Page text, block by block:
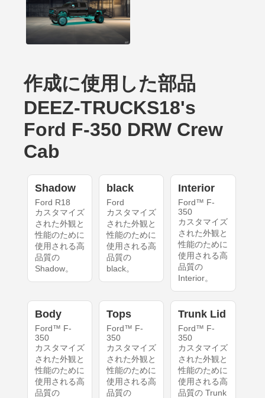
作成に使用した部品
DEEZ-TRUCKS18's
Ford F-350 DRW Crew
Cab
Shadow
Ford R18
カスタマイズ
された外観と
性能のために
使用される高
品質の
Shadow。
black
Ford
カスタマイズ
された外観と
性能のために
使用される高
品質の
black。
Interior
Ford™ F-
350
カスタマイズ
された外観と
性能のために
使用される高
品質の
Interior。
Body
Ford™ F-
350
カスタマイズ
された外観と
性能のために
使用される高
品質の
Tops
Ford™ F-
350
カスタマイズ
された外観と
性能のために
使用される高
品質の
Trunk Lid
Ford™ F-
350
カスタマイズ
された外観と
性能のために
使用される高
品質の Trunk